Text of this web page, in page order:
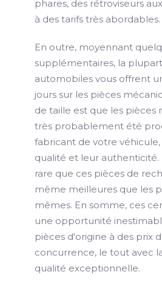
phares, des rétroviseurs
à des tarifs très abordables.
En outre, moyennant
supplémentaires, la
automobiles vous offrent
jours sur les pièces
de taille est que les pièces
très probablement été
fabricant de votre véhicule,
qualité et leur authenticité.
rare que ces pièces de
même meilleures que les
mêmes. En somme, ces
une opportunité
pièces d'origine à des prix
concurrence, le tout avec
qualité exceptionnelle.